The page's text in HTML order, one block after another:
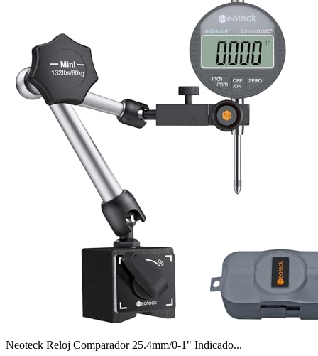
Neoteck Reloj Comparador 25.4mm/0-1" Indicado...